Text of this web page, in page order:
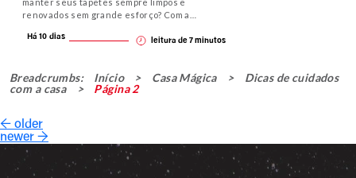
manter seus tapetes sempre limpos e
renovados sem grande esforço? Com a…
Há 10 dias leitura de 7 minutos
Breadcrumbs: Início > Casa Mágica >
Dicas de cuidados
com a casa
> Página 2
Navegação
por
posts
← older
newer →